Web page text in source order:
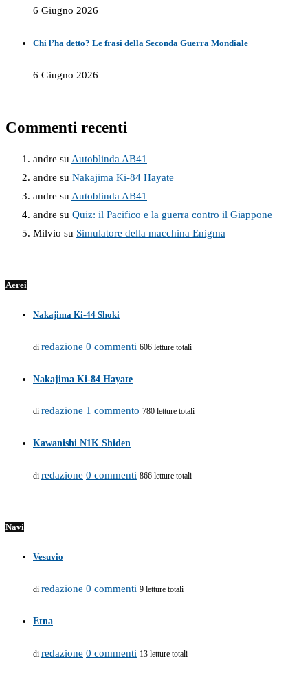
6 Giugno 2026
Chi l’ha detto? Le frasi della Seconda Guerra Mondiale
6 Giugno 2026
Commenti recenti
andre su Autoblinda AB41
andre su Nakajima Ki-84 Hayate
andre su Autoblinda AB41
andre su Quiz: il Pacifico e la guerra contro il Giappone
Milvio su Simulatore della macchina Enigma
Aerei
Nakajima Ki-44 Shoki
di redazione 0 commenti 606 letture totali
Nakajima Ki-84 Hayate
di redazione 1 commento 780 letture totali
Kawanishi N1K Shiden
di redazione 0 commenti 866 letture totali
Navi
Vesuvio
di redazione 0 commenti 9 letture totali
Etna
di redazione 0 commenti 13 letture totali